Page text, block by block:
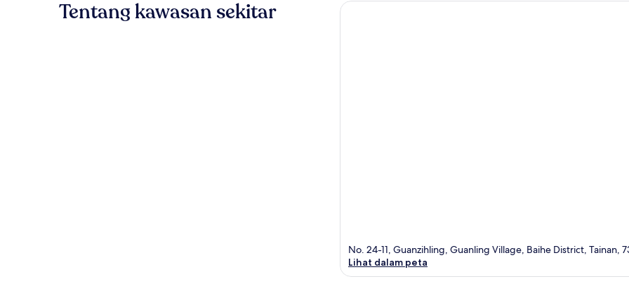
Tentang kawasan sekitar
No. 24-11, Guanzihling, Guanling Village, Baihe District, Tainan,
Lihat dalam peta